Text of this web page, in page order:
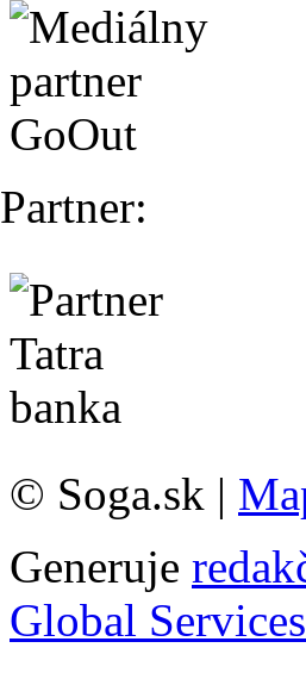
Partner:
© Soga.sk |
Generuje
Global